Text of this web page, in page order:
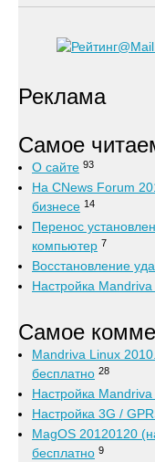
Реклама
Самое
О сайте 93
На CNews Forum
бизнесе 14
Перенос
компьютер 7
Восстановление
Настройка
Самое
Mandriva Linux
бесплатно 28
Настройка
Настройка 3G /
MagOS 20120120
бесплатно 9